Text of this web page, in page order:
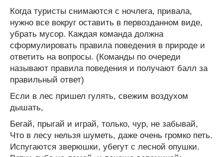
Когда туристы снимаются с ночлега, привала,
нужно все вокруг оставить в первозданном виде,
убрать мусор. Каждая команда должна
сформулировать правила поведения в природе и
ответить на вопросы. (Команды по очереди
называют правила поведения и получают балл за
правильный ответ)
Если в лес пришел гулять, свежим воздухом
дышать,
Бегай, прыгай и играй, только, чур, не забывай,
Что в лесу нельзя шуметь, даже очень громко петь.
Испугаются зверюшки, убегут с лесной опушки.